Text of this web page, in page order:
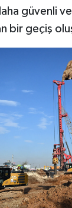
güvenli
bir geçiş